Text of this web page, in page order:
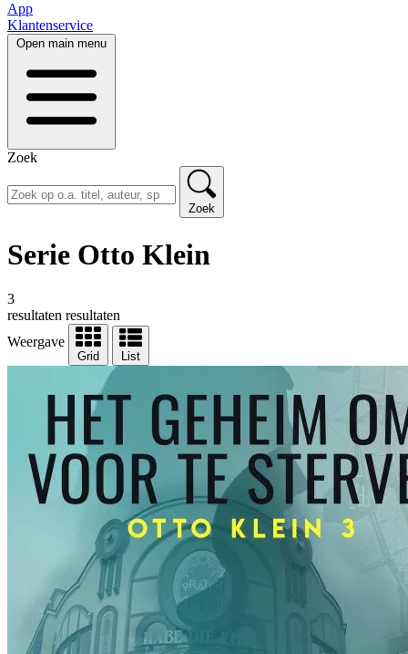
App
Klantenservice
Open main menu
Zoek
Zoek
Serie Otto Klein
3
resultaten resultaten
Weergave
Grid List